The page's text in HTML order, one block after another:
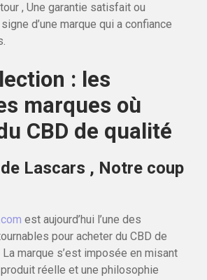
, Une garantie satisfait ou
d’une marque qui a confiance
: les
marques où
CBD de qualité
de Lascars , Notre coup
est aujourd’hui l’une des
pour acheter du CBD de
marque s’est imposée en misant
réelle et une philosophie